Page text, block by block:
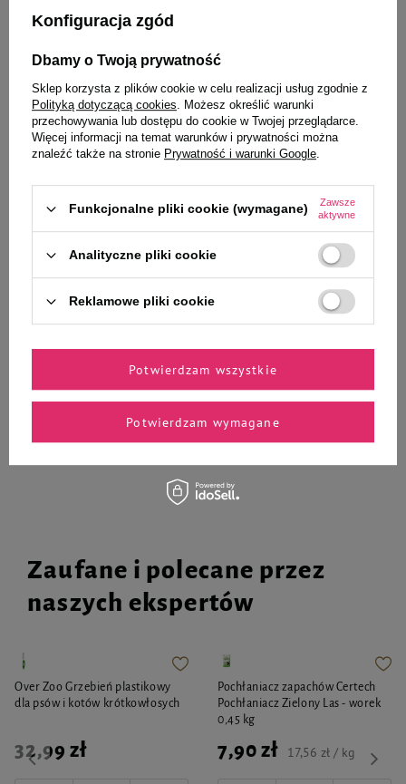
Wybrane specjalnie dla
Ciebie i Twojego czworonoga
Szampon dla psów Champ-
Richer dla szczeniąt rasy shih tzu
250 ml
33,90 zł 135,60 zł / l
- +
Do koszyka
Mokra karma dla psów małych
ras Dolina Noteci Premium Mix
40 x 100 g + gratis Luger's Little's
Moments z sercami z kaczki 185 g
156,62 zł 37,42 zł / kg
- +
Do koszyka
Zaufane i polecane przez
naszych ekspertów
Over Zoo Grzebień plastikowy
dla psów i kotów krótkowłosych
32,99 zł
Pochłaniacz zapachów Certech
Pochłaniacz Zielony Las - worek
0,45 kg
7,90 zł 17,56 zł / kg
Konfiguracja zgód
Dbamy o Twoją prywatność
Sklep korzysta z plików cookie w celu realizacji usług zgodnie z
Polityką dotyczącą cookies. Możesz określić warunki
przechowywania lub dostępu do cookie w Twojej przeglądarce.
Więcej informacji na temat warunków i prywatności można
znaleźć także na stronie Prywatność i warunki Google.
Funkcjonalne pliki cookie (wymagane)
Zawsze
aktywne
Analityczne pliki cookie
Reklamowe pliki cookie
Potwierdzam wymagane
Potwierdzam wszystkie